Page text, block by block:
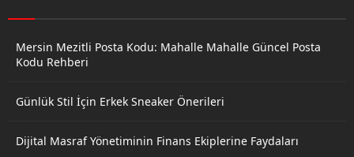
Mersin Mezitli Posta Kodu: Mahalle Mahalle Güncel Posta
Kodu Rehberi
Günlük Stil İçin Erkek Sneaker Önerileri
Dijital Masraf Yönetiminin Finans Ekiplerine Faydaları